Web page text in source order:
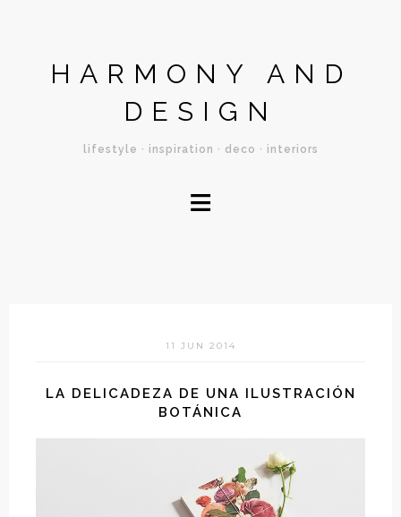
HARMONY AND
DESIGN
lifestyle · inspiration · deco · interiors
≡
11 JUN 2014
LA DELICADEZA DE UNA ILUSTRACIÓN
BOTÁNICA